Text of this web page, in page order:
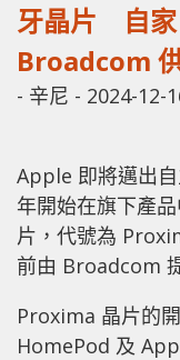
牙晶片 自
Broadcom
- 辛尼 - 2024-12-
Apple 即將邁出
年開始在旗下產
片，代號為
前由 Broadcom
Proxima 晶片的
HomePod 及